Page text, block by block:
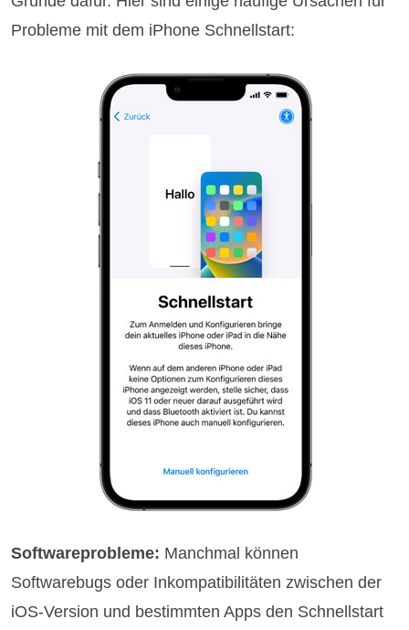
Probleme mit dem iPhone Schnellstart:
Softwareprobleme: Manchmal können
Softwarebugs oder Inkompatibilitäten zwischen der
iOS-Version und bestimmten Apps den Schnellstart